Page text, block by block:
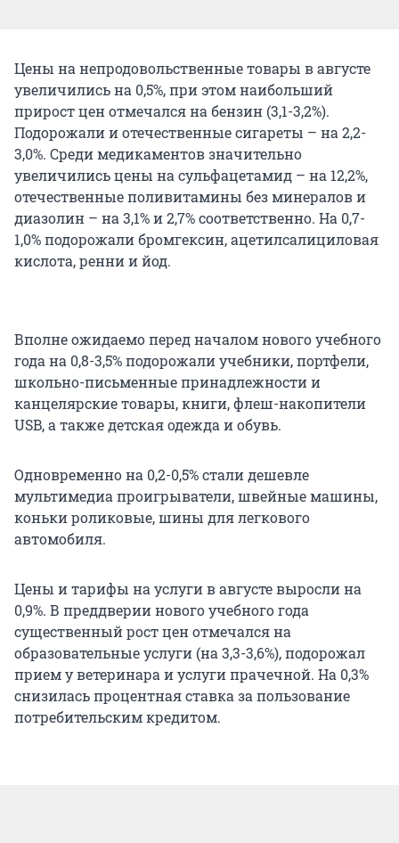
Цены на непродовольственные товары в августе
увеличились на 0,5%, при этом наибольший
прирост цен отмечался на бензин (3,1-3,2%).
Подорожали и отечественные сигареты – на 2,2-
3,0%. Среди медикаментов значительно
увеличились цены на сульфацетамид – на 12,2%,
отечественные поливитамины без минералов и
диазолин – на 3,1% и 2,7% соответственно. На 0,7-
1,0% подорожали бромгексин, ацетилсалициловая
кислота, ренни и йод.
Вполне ожидаемо перед началом нового учебного
года на 0,8-3,5% подорожали учебники, портфели,
школьно-письменные принадлежности и
канцелярские товары, книги, флеш-накопители
USB, а также детская одежда и обувь.
Одновременно на 0,2-0,5% стали дешевле
мультимедиа проигрыватели, швейные машины,
коньки роликовые, шины для легкового
автомобиля.
Цены и тарифы на услуги в августе выросли на
0,9%. В преддверии нового учебного года
существенный рост цен отмечался на
образовательные услуги (на 3,3-3,6%), подорожал
прием у ветеринара и услуги прачечной. На 0,3%
снизилась процентная ставка за пользование
потребительским кредитом.